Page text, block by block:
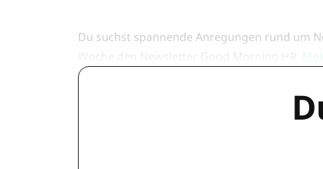
Du suchst spannende Anregungen rund um